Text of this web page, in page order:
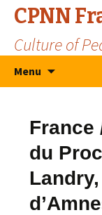
CPNN
Culture of
Menu
France
du